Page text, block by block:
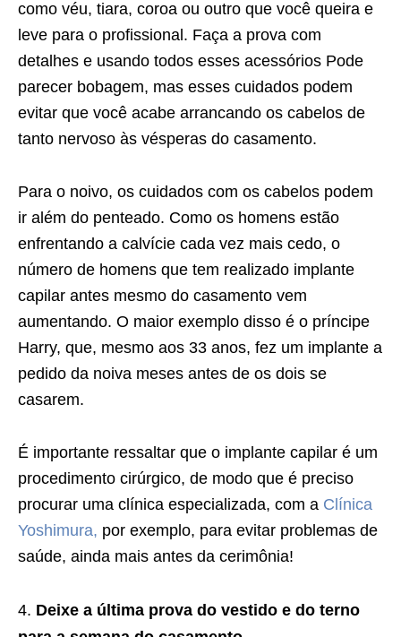
como véu, tiara, coroa ou outro que você queira e
leve para o profissional. Faça a prova com
detalhes e usando todos esses acessórios Pode
parecer bobagem, mas esses cuidados podem
evitar que você acabe arrancando os cabelos de
tanto nervoso às vésperas do casamento.
Para o noivo, os cuidados com os cabelos podem
ir além do penteado. Como os homens estão
enfrentando a calvície cada vez mais cedo, o
número de homens que tem realizado implante
capilar antes mesmo do casamento vem
aumentando. O maior exemplo disso é o príncipe
Harry, que, mesmo aos 33 anos, fez um implante a
pedido da noiva meses antes de os dois se
casarem.
É importante ressaltar que o implante capilar é um
procedimento cirúrgico, de modo que é preciso
procurar uma clínica especializada, com a Clínica
Yoshimura, por exemplo, para evitar problemas de
saúde, ainda mais antes da cerimônia!
Deixe a última prova do vestido e do terno